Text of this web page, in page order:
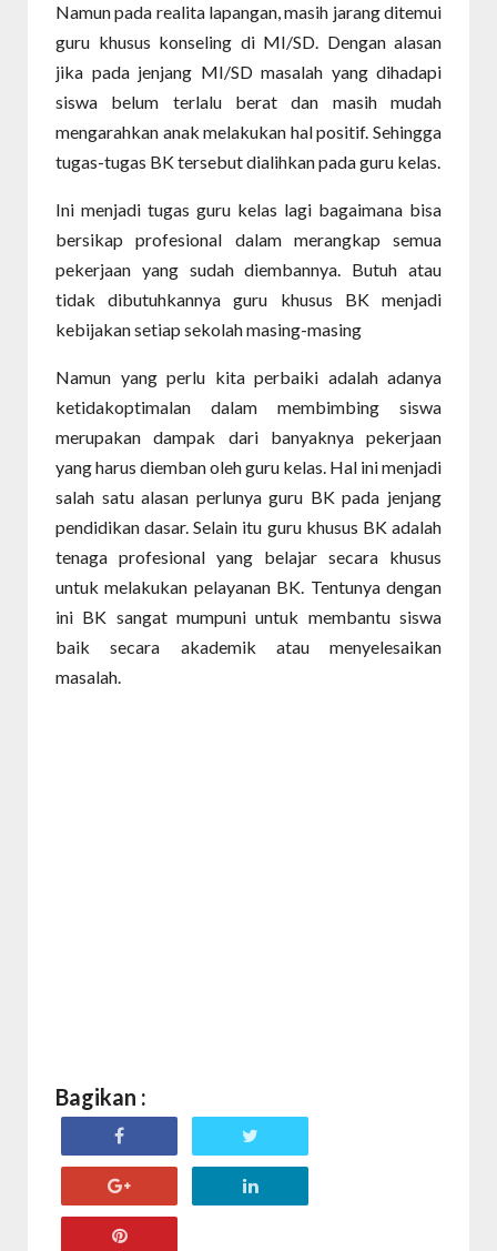
Namun pada realita lapangan, masih jarang ditemui
guru khusus konseling di MI/SD. Dengan alasan
jika pada jenjang MI/SD masalah yang dihadapi
siswa belum terlalu berat dan masih mudah
mengarahkan anak melakukan hal positif. Sehingga
tugas-tugas BK tersebut dialihkan pada guru kelas.
Ini menjadi tugas guru kelas lagi bagaimana bisa
bersikap profesional dalam merangkap semua
pekerjaan yang sudah diembannya. Butuh atau
tidak dibutuhkannya guru khusus BK menjadi
kebijakan setiap sekolah masing-masing
Namun yang perlu kita perbaiki adalah adanya
ketidakoptimalan dalam membimbing siswa
merupakan dampak dari banyaknya pekerjaan
yang harus diemban oleh guru kelas. Hal ini menjadi
salah satu alasan perlunya guru BK pada jenjang
pendidikan dasar. Selain itu guru khusus BK adalah
tenaga profesional yang belajar secara khusus
untuk melakukan pelayanan BK. Tentunya dengan
ini BK sangat mumpuni untuk membantu siswa
baik secara akademik atau menyelesaikan
masalah.
Bagikan :